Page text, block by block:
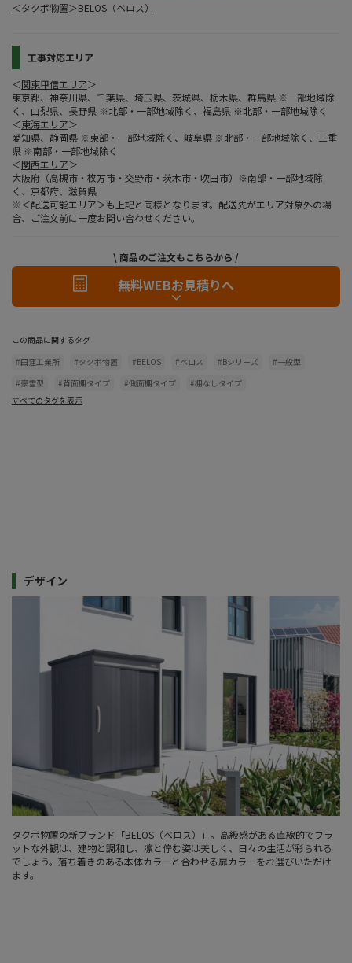
＜タクボ物置＞BELOS（ベロス）
工事対応エリア
＜関東甲信エリア＞
東京都、神奈川県、千葉県、埼玉県、茨城県、栃木県、群馬県 ※一部地域除
く、山梨県、長野県 ※北部・一部地域除く、福島県 ※北部・一部地域除く
＜東海エリア＞
愛知県、静岡県 ※東部・一部地域除く、岐阜県 ※北部・一部地域除く、三重
県 ※南部・一部地域除く
＜関西エリア＞
大阪府（高槻市・枚方市・交野市・茨木市・吹田市）※南部・一部地域除
く、京都府、滋賀県
※＜配送可能エリア＞も上記と同様となります。配送先がエリア対象外の場
合、ご注文前に一度お問い合わせください。
\ 商品のご注文もこちらから /
無料WEBお見積りへ
この商品に関するタグ
#田窪工業所
#タクボ物置 #BELOS #ベロス #Bシリーズ
#一般型
#豪雪型
#背面棚タイプ #側面棚タイプ
#棚なしタイプ
すべてのタグを表示
デザイン
タクボ物置の新ブランド「BELOS（ベロス）」。高級感がある直線的でフラ
ットな外観は、建物と調和し、凛と佇む姿は美しく、日々の生活が彩られる
でしょう。落ち着きのある本体カラーと合わせる扉カラーをお選びいただけ
ます。